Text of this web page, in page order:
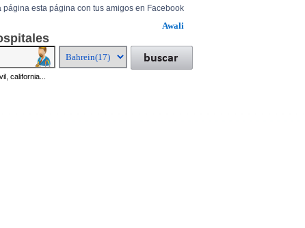
Awali
california...
página esta página con tus amigos en Facebook